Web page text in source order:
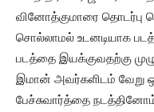
வினோத்குமாரை தொடர்பு
சொல்லாமல் உடனடியாக
படத்தை இயக்குவதற்கு
இமான் அவர்களிடம் வேறு
பேச்சுவார்த்தை